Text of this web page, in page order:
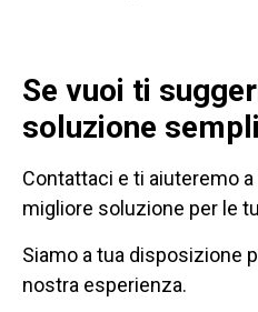
Se vuoi ti
soluzione
Contattaci e ti aiuteremo
migliore soluzione per le
Siamo a tua disposizione
nostra esperienza.